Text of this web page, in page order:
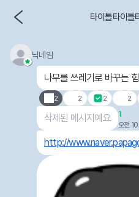
타이틀타이틀
닉네임
나무를 쓰레기로 바꾸는
2 2 2 2
삭제된 메시지예요 1
오전
http://